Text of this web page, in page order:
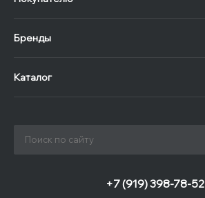
Бренды
Каталог
+7 (919) 398-78-52